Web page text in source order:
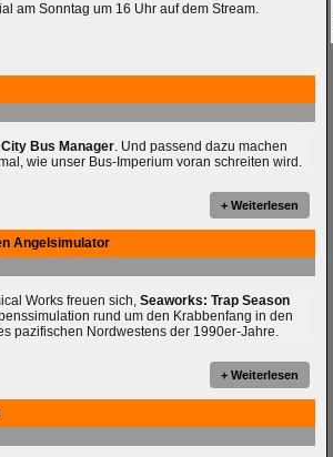
am Sonntag um 16 Uhr auf dem Stream.
City Bus Manager. Und passend dazu machen
wie unser Bus-Imperium voran schreiten wird.
+ Weiterlesen
Angelsimulator
Works freuen sich, Seaworks: Trap Season
rund um den Krabbenfang in den
pazifischen Nordwestens der 1990er-Jahre.
+ Weiterlesen